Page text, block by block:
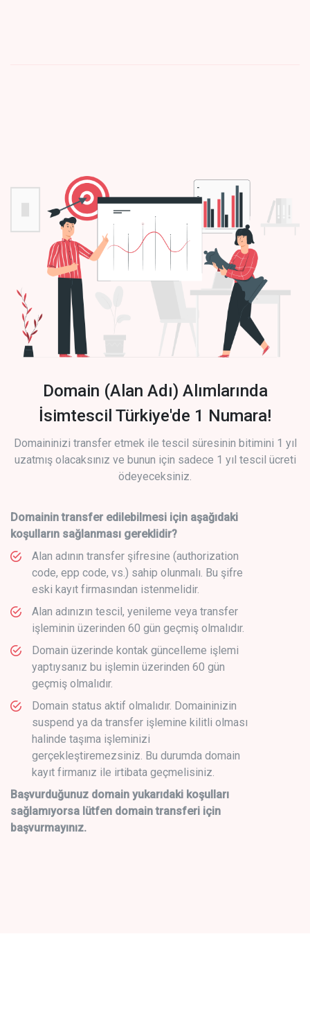
Domain (Alan Adı) Alımlarında
İsimtescil Türkiye'de 1 Numara!
Domaininizi transfer etmek ile tescil süresinin bitimini 1 yıl
uzatmış olacaksınız ve bunun için sadece 1 yıl tescil ücreti
ödeyeceksiniz.
Domainin transfer edilebilmesi için aşağıdaki
koşulların sağlanması gereklidir?
Alan adının transfer şifresine (authorization
code, epp code, vs.) sahip olunmalı. Bu şifre
eski kayıt firmasından istenmelidir.
Alan adınızın tescil, yenileme veya transfer
işleminin üzerinden 60 gün geçmiş olmalıdır.
Domain üzerinde kontak güncelleme işlemi
yaptıysanız bu işlemin üzerinden 60 gün
geçmiş olmalıdır.
Domain status aktif olmalıdır. Domaininizin
suspend ya da transfer işlemine kilitli olması
halinde taşıma işleminizi
gerçekleştiremezsiniz. Bu durumda domain
kayıt firmanız ile irtibata geçmelisiniz.
Başvurduğunuz domain yukarıdaki koşulları
sağlamıyorsa lütfen domain transferi için
başvurmayınız.